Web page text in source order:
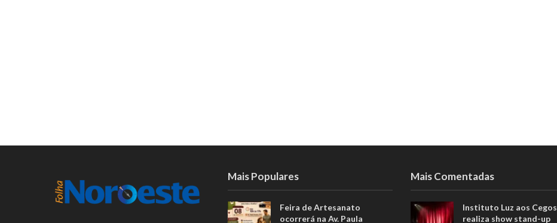
Mais Populares
Feira de Artesanato
ocorrerá na Av. Paula
Mais Comentadas
Instituto Luz aos Cegos
realiza show stand-up